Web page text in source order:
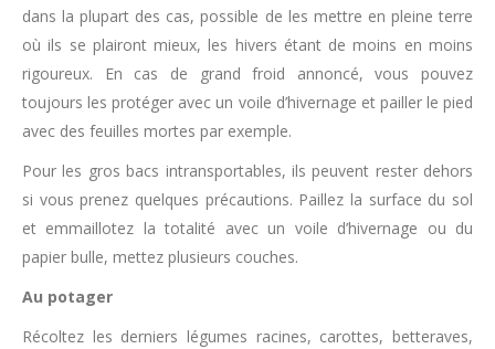
dans la plupart des cas, possible de les mettre en pleine terre
où ils se plairont mieux, les hivers étant de moins en moins
rigoureux. En cas de grand froid annoncé, vous pouvez
toujours les protéger avec un voile d’hivernage et pailler le pied
avec des feuilles mortes par exemple.
Pour les gros bacs intransportables, ils peuvent rester dehors
si vous prenez quelques précautions. Paillez la surface du sol
et emmaillotez la totalité avec un voile d’hivernage ou du
papier bulle, mettez plusieurs couches.
Au potager
Récoltez les derniers légumes racines, carottes, betteraves,